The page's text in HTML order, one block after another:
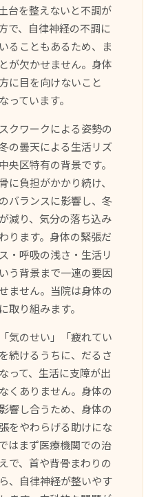
台を整えないと不調が
で、自律神経の不調に
ることもあるため、ま
が欠かせません。身体
に目を向けないこと
っています。
クワークによる姿勢の
の曇天による生活リズ
央区特有の背景です。
に負担がかかり続け、
バランスに影響し、冬
減り、気分の落ち込み
ります。身体の緊張だ
・呼吸の浅さ・生活リ
う背景まで一連の要因
ません。当院は身体の
取り組みます。
気のせい」「疲れてい
続けるうちに、だるさ
って、生活に支障が出
くありません。身体の
響し合うため、身体の
をやわらげる助けにな
はまず医療機関での治
で、首や背骨まわりの
、自律神経が整いやす